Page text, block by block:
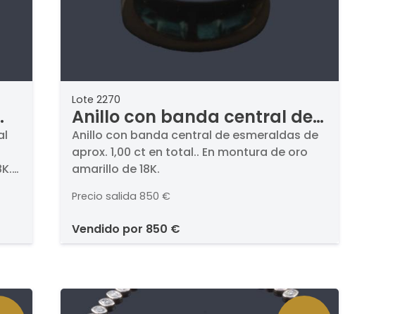
Lote 2270
Anillo con banda central de
esmeraldas de aprox. 1,00 ct
en total.
Anillo con banda central de esmeraldas de
aprox. 1,00 ct en total.. En montura de oro
amarillo de 18K.
Precio salida 850 €
vendido por 850 €